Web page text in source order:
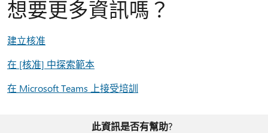
想要更多資訊嗎？
建立核准
在 [核准] 中探索範本
在 Microsoft Teams 上接受培訓
此資訊是否有幫助?